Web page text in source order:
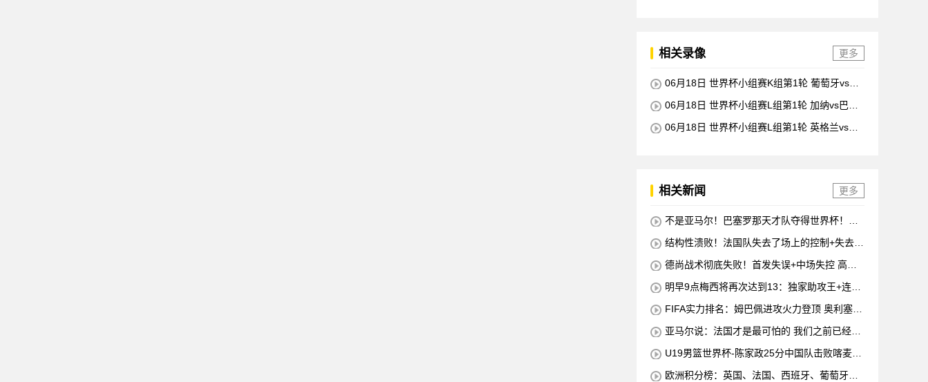
相关录像 更多
06月18日 世界杯小组赛K组第1轮 葡萄牙vs民
06月18日 世界杯小组赛L组第1轮 加纳vs巴拿
06月18日 世界杯小组赛L组第1轮 英格兰vs克
相关新闻 更多
不是亚马尔！巴塞罗那天才队夺得世界杯！半
结构性溃败！法国队失去了场上的控制+失去了
德尚战术彻底失败！首发失误+中场失控 高前
明早9点梅西将再次达到13：独家助攻王+连续
FIFA实力排名：姆巴佩进攻火力登顶 奥利塞创
亚马尔说：法国才是最可怕的 我们之前已经消
U19男篮世界杯-陈家政25分中国队击败喀麦隆
欧洲积分榜：英国、法国、西班牙、葡萄牙状